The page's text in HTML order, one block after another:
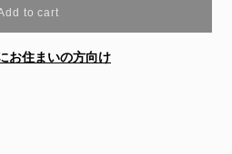
to cart
お住まいの方向け